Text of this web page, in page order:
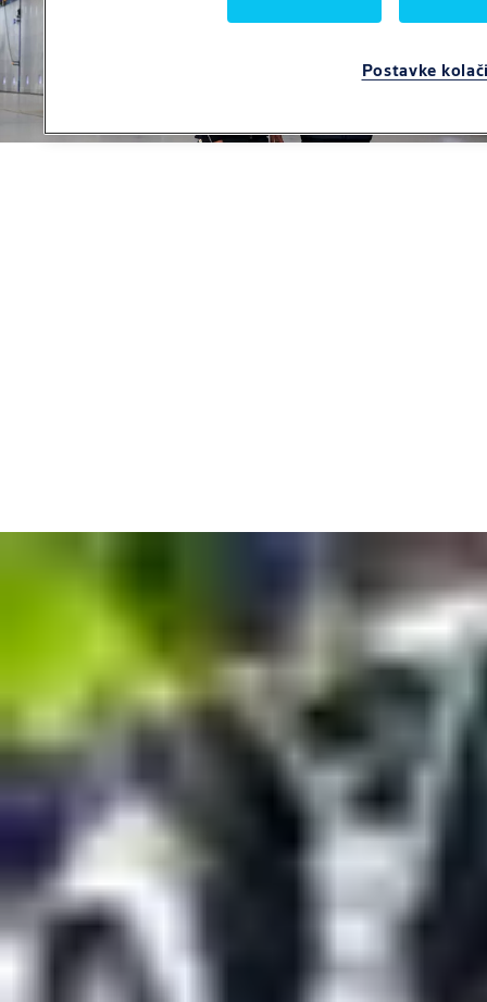
Potrebna mi je usluga servisa i održavanja
Postavke